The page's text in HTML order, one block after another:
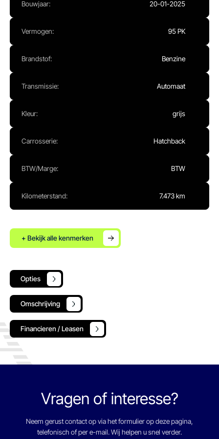
Ma - Vr:08.00 - 17.00
Za:
Gesloten
Bouwjaar: 20-01-2025
Vermogen: 95 PK
Brandstof: Benzine
Transmissie: Automaat
Kleur: grijs
Carrosserie: Hatchback
BTW/Marge: BTW
Kilometerstand: 7.473 km
+ Bekijk alle kenmerken
Opties
Omschrijving
Financieren / Leasen
Vragen of interesse?
Neem gerust contact op via het formulier op deze pagina,
telefonisch of per e-mail. Wij helpen u snel verder.